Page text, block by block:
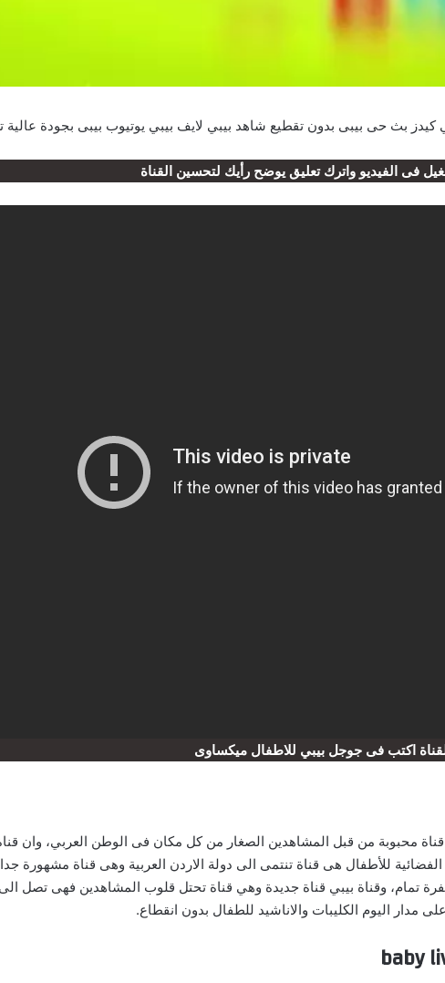
كيدز بث حى بيبى بدون تقطيع شاهد بيبي لايف بيبي يوتيوب بيبى بجودة عالية
فى الفيديو واترك تعليق يوضح رأيك لتحسين القناة
اكتب فى جوجل بيبي للاطفال ميكساوى
محبوبة من قبل المشاهدين الصغار من كل مكان فى الوطن العربي، وان
للأطفال هى قناة تنتمى الى دولة الاردن العربية وهى قناة مشهورة
تمام، وقناة بيبي قناة جديدة وهي قناة تحتل قلوب المشاهدين فهى تصل
اليوم الكليبات والاناشيد للطفال بدون انقطاع.